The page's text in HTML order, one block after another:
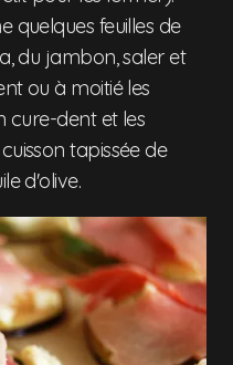
quelques feuilles de
du jambon, saler et
ou à moitié les
cure-dent et les
tapissée de
d'olive.